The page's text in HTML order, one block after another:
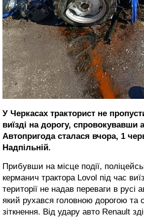
У Черкасах тракторист не
виїзді на дорогу, спровокувавши
Автопригода сталася вчора, 1
Надпільній.
Прибувши на місце події,
керманич трактора Lovol під час
території не надав переваги в русі
який рухався головною дорогою та
зіткнення. Від удару авто Renault